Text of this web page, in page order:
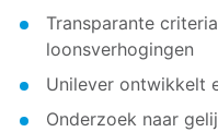
Transparante
loonsverhogingen
Unilever ontwikkelt
Onderzoek naar